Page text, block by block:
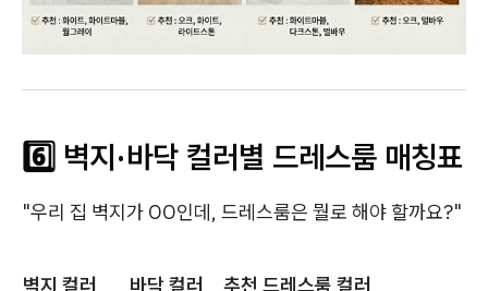
6️⃣ 벽지·바닥 컬러별 드레스룸 매칭표
"우리 집 벽지가 OO인데, 드레스룸은 뭘로 해야 할까요?"
벽지 컬러 바닥 컬러 추천 드레스룸 컬러